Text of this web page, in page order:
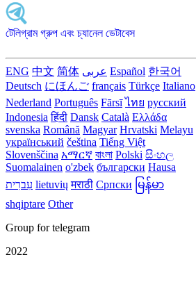
টেলিগ্রাম গ্রুপ এবং চ্যানেল ডেটাবেস
ENG 中文 简体 عربى Español 한국어
Deutsch にほんご français Türkçe Italiano
Nederland Português Fārsī‎ ไทย русский
Indonesia हिंदी Dansk‎ Català Ελλάδα
svenska Română Magyar Hrvatski Melayu
український čeština Tiếng Việt
Slovenščina አማርኛ বাংলা Polski සිංහල
Suomalainen o'zbek български Hausa
עִברִית lietuvių मराठी Српски မြန်မာ
shqiptare Other
Group for telegram
2022